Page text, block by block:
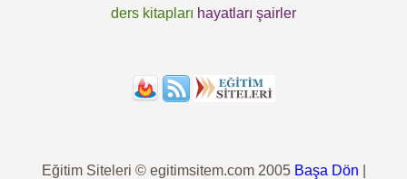
ders kitapları hayatları şairler
Eğitim Siteleri © egitimsitem.com 2005 Başa Dön